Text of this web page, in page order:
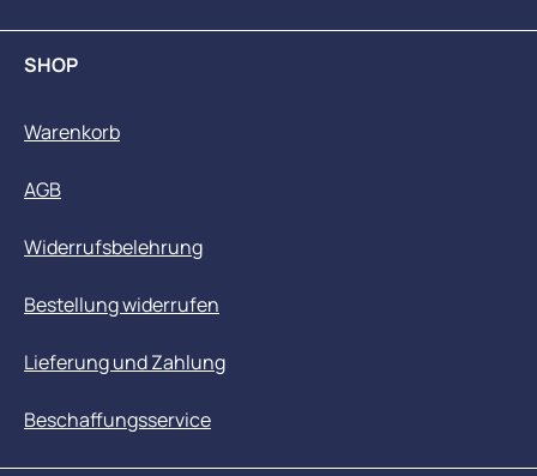
SHOP
Warenkorb
AGB
Widerrufsbelehrung
Bestellung widerrufen
Lieferung und Zahlung
Beschaffungsservice